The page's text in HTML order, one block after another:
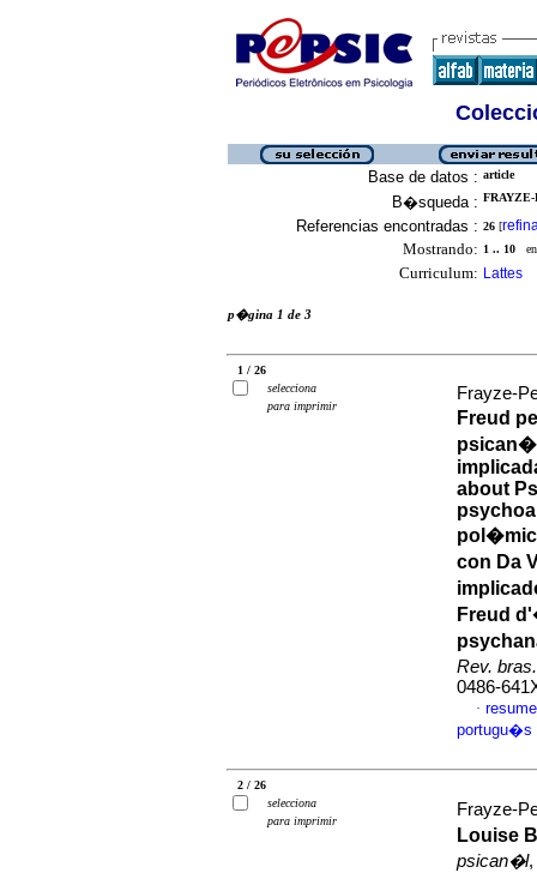
Base de datos : article
B�squeda :
Referencias encontradas : 26 [
Mostrando: 1 .. 10 en
Curriculum: Lattes
p�gina 1 de 3
1 / 26
selecciona
para imprimir
Frayze-
Freud
about
con Da
Freud
Rev.
0486-
·
portugu�s
2 / 26
selecciona
para imprimir
Frayze-
Louise
psican�l,